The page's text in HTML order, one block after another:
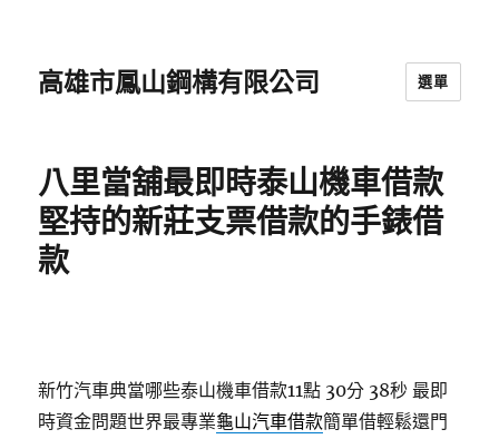
高雄市鳳山鋼構有限公司 選單
八里當舖最即時泰山機車借款
堅持的新莊支票借款的手錶借
款
新竹汽車典當哪些泰山機車借款11點 30分 38秒 最即
時資金問題世界最專業龜山汽車借款簡單借輕鬆還門